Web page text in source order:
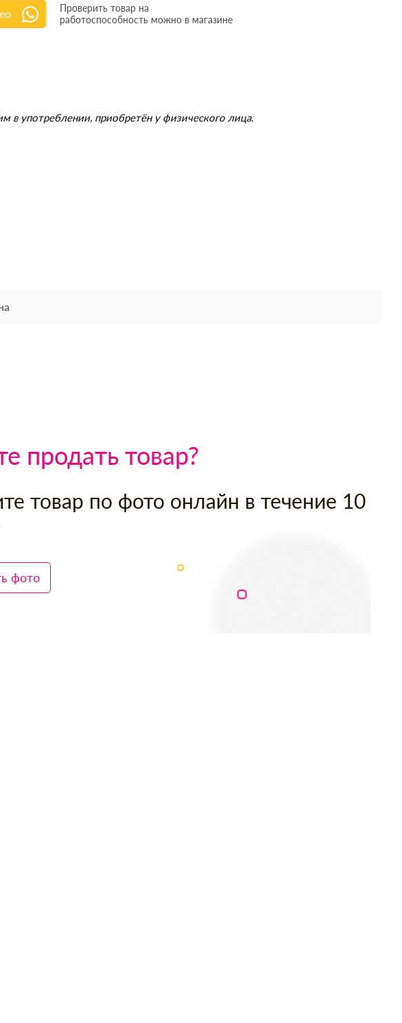
Проверить товар на
работоспособность можно в магазине
в употреблении, приобретён у физического лица.
продать товар?
товар по фото онлайн в течение 10
фото